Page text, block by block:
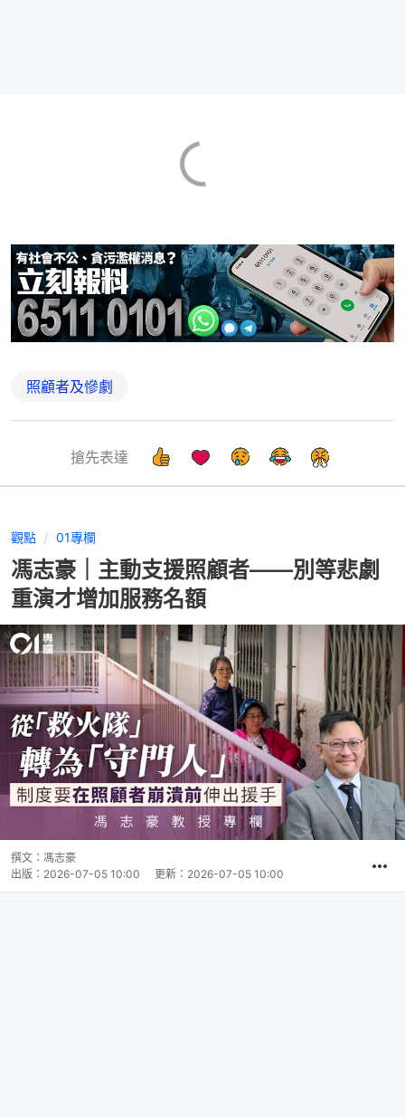
照顧者及慘劇
搶先表達
觀點 01專欄
馮志豪｜主動支援照顧者——別等悲劇
重演才增加服務名額
撰文： 馮志豪
出版： 2026-07-05 10:00 更新： 2026-07-05 10:00